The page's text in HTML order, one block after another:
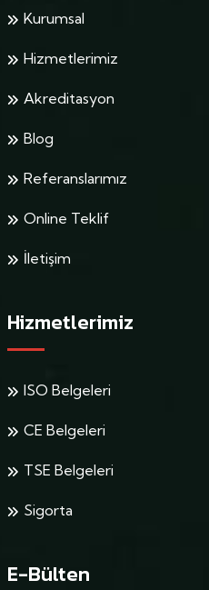
Kurumsal
Hizmetlerimiz
Akreditasyon
Blog
Referanslarımız
Online Teklif
İletişim
Hizmetlerimiz
ISO Belgeleri
CE Belgeleri
TSE Belgeleri
Sigorta
E-Bülten